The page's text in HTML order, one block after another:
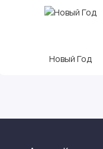
Новый Год